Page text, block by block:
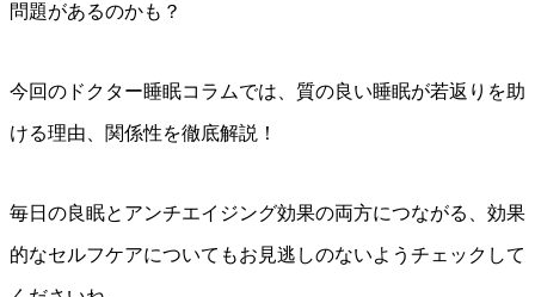
問題があるのかも？
今回のドクター睡眠コラムでは、質の良い睡眠が若返りを助
ける理由、関係性を徹底解説！
毎日の良眠とアンチエイジング効果の両方につながる、効果
的なセルフケアについてもお見逃しのないようチェックして